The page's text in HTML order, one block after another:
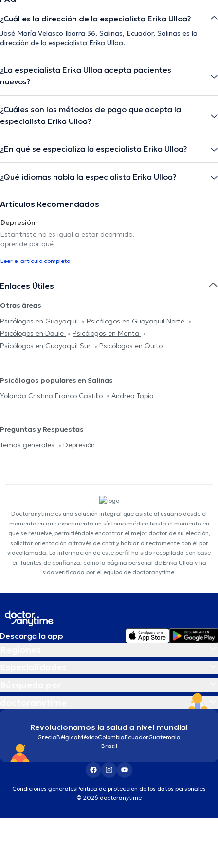
¿Cuál es la dirección de la especialista Erika Ulloa?
José María Velasco Ibarra 36, Salinas, Ecuador, Salinas es la
dirección de la especialista Erika Ulloa.
¿La especialista Erika Ulloa acepta pacientes
nuevos?
¿Cuáles son los métodos de pago que acepta la
especialista Erika Ulloa?
¿En qué se especializa la especialista Erika Ulloa?
¿Qué idiomas habla la especialista Erika Ulloa?
Artículos Recomendados
Depresión
Estar triste no es igual a estar deprimido,
aprende por qué
Leer el artículo completo
Enlaces Útiles
Otras áreas
Psicólogos en Guayaquil
Psicólogos en Guayaquil Norte
Psicólogos en Daule
Psicólogos en Manta
Psicólogos en Guayaquil Sur
Psicólogos en Quito
Psicólogos populares en Salinas
Yolanda Cristina Franco Castillo
Andrea Tapia
Preguntas y Respuestas
Temas generales
Depresión
Doctoranytime es una solución integral que asiste al usuario desde el
momento en que experimenta un síntoma médico hasta el momento en
que se resuelve, permitiéndole encontrar el mejor doctor de su elección,
solicitar orientación a través de chat y hablar directamente con él por
videollamada. La información de este perfil ha sido recopilada con base
en fuentes de confianza, como la página personal de Erika Ulloa y ha
sido verificada por el equipo de doctoranytime.
Descarga la app
Revolucionamos la salud a nivel mundial
GreciaBélgicaMéxicoColombiaEcuadorGuatemala
Brasil
Condiciones generalesPolítica de protección de los datos personales
© 2026 doctoranytime